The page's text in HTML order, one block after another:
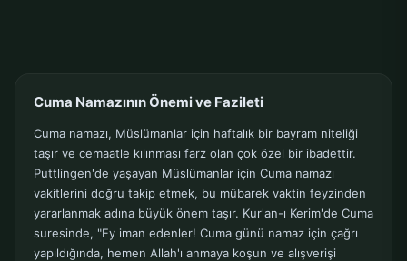
Cuma Namazının Önemi ve Fazileti
Cuma namazı, Müslümanlar için haftalık bir bayram niteliği
taşır ve cemaatle kılınması farz olan çok özel bir ibadettir.
Puttlingen'de yaşayan Müslümanlar için Cuma namazı
vakitlerini doğru takip etmek, bu mübarek vaktin feyzinden
yararlanmak adına büyük önem taşır. Kur'an-ı Kerim'de Cuma
suresinde, "Ey iman edenler! Cuma günü namaz için çağrı
yapıldığında, hemen Allah'ı anmaya koşun ve alışverişi